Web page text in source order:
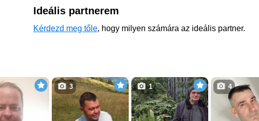
Ideális partnerem
Kérdezd meg tőle, hogy milyen számára az ideális partner.
3 1 4